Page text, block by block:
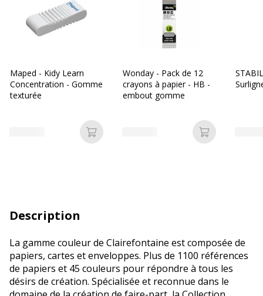
Maped - Kidy Learn
Concentration - Gomme
texturée
Ajouter au panier
Wonday - Pack de 12
crayons à papier - HB -
embout gomme
Ajouter au
Description
La gamme couleur de Clairefontaine est composée de
papiers, cartes et enveloppes. Plus de 1100 références
de papiers et 45 couleurs pour répondre à tous les
désirs de création. Spécialisée et reconnue dans le